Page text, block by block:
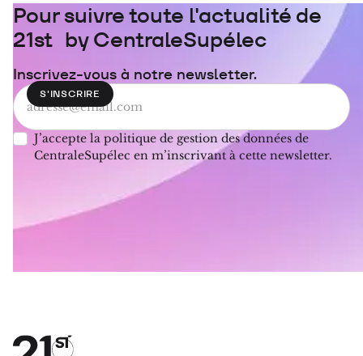
Pour suivre toute l'actualité de
21st by CentraleSupélec
Inscrivez-vous à notre newsletter.
J’accepte la politique de gestion des données de
CentraleSupélec en m’inscrivant à cette newsletter.